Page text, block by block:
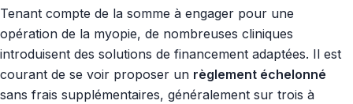
Tenant compte de la somme à engager pour une
opération de la myopie, de nombreuses cliniques
introduisent des solutions de financement adaptées. Il est
courant de se voir proposer un règlement échelonné
sans frais supplémentaires, généralement sur trois à